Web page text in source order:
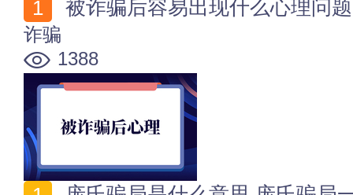
被诈骗后容易出现什么心理问
诈骗
1388